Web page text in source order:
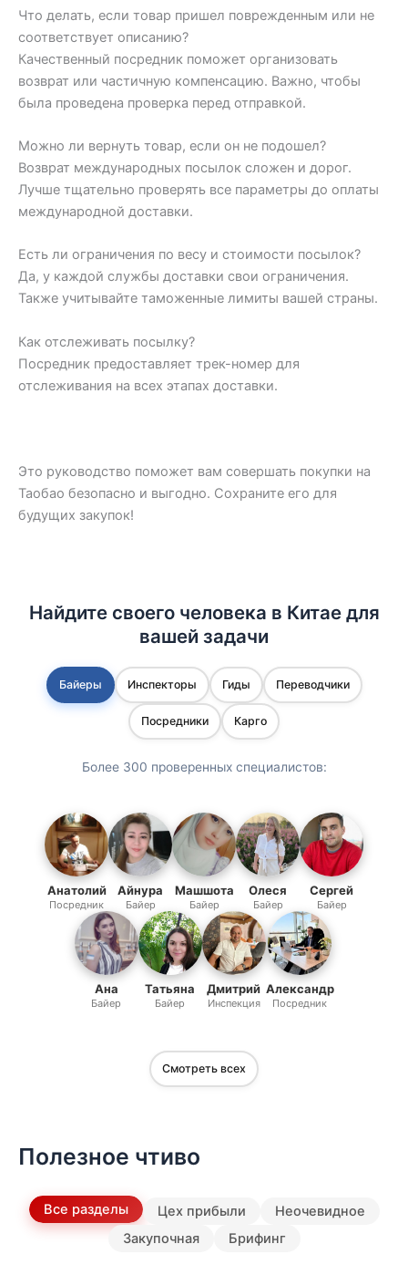
Что делать, если товар пришел поврежденным или не
соответствует описанию?
Качественный посредник поможет организовать
возврат или частичную компенсацию. Важно, чтобы
была проведена проверка перед отправкой.
Можно ли вернуть товар, если он не подошел?
Возврат международных посылок сложен и дорог.
Лучше тщательно проверять все параметры до оплаты
международной доставки.
Есть ли ограничения по весу и стоимости посылок?
Да, у каждой службы доставки свои ограничения.
Также учитывайте таможенные лимиты вашей страны.
Как отслеживать посылку?
Посредник предоставляет трек-номер для
отслеживания на всех этапах доставки.
Это руководство поможет вам совершать покупки на
Таобао безопасно и выгодно. Сохраните его для
будущих закупок!
Найдите своего человека в Китае для
вашей задачи
Байеры Инспекторы Гиды Переводчики
Посредники Карго
Более 300 проверенных специалистов:
Анатолий
Посредник
Айнура
Байер
Машшота
Байер
Олеся
Байер
Сергей
Байер
Ана
Байер
Татьяна
Байер
Дмитрий
Инспекция
Александр
Посредник
Смотреть всех
Полезное чтиво
Все разделы Цех прибыли
Неочевидное
Закупочная
Брифинг